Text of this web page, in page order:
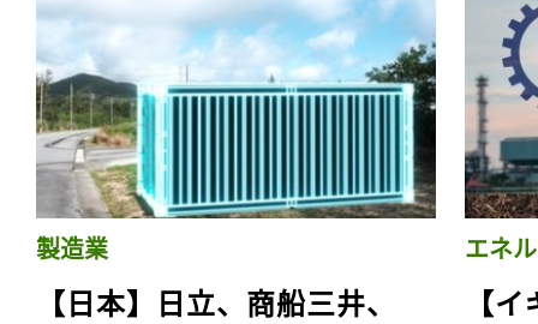
製造業
【日本】日立、商船三井、
エネ
【